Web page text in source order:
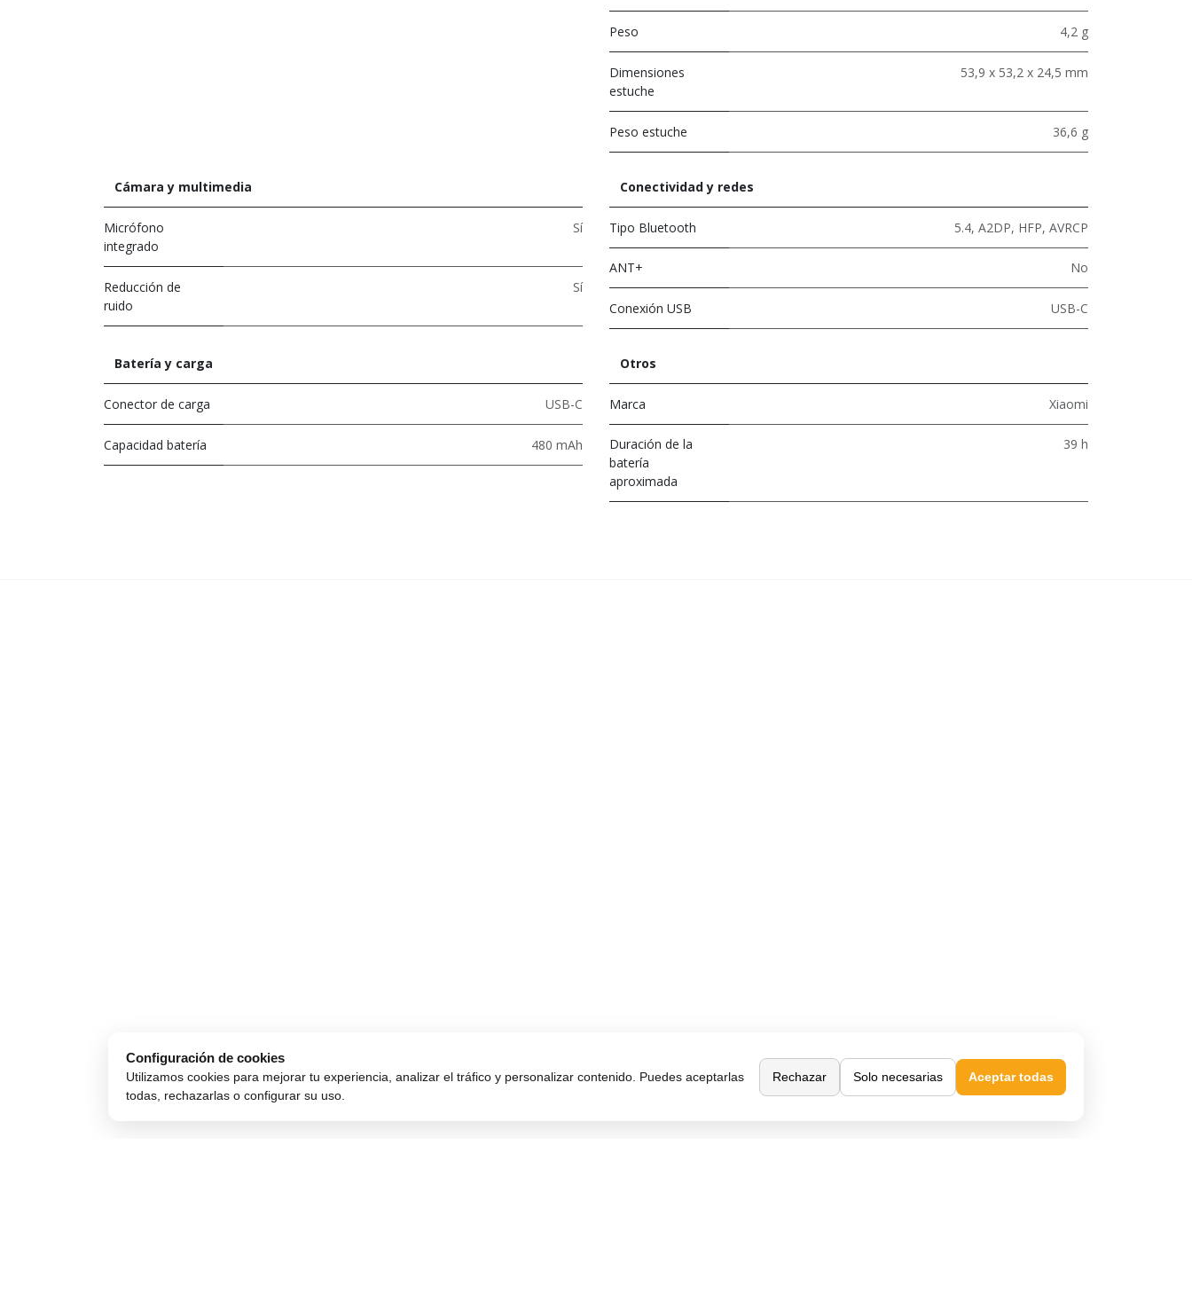
Peso 4,2 g
Dimensiones
estuche
53,9 x 53,2 x 24,5 mm
Peso estuche 36,6 g
Cámara y multimedia
Micrófono
integrado
Sí
Reducción de
ruido
Sí
Conectividad y redes
Tipo Bluetooth 5.4, A2DP, HFP, AVRCP
ANT+ No
Conexión USB USB-C
Batería y carga
Conector de carga USB-C
Capacidad batería 480 mAh
Otros
Marca Xiaomi
Duración de la
batería
aproximada
39 h
Configuración de cookies
Utilizamos cookies para mejorar tu experiencia, analizar el tráfico y personalizar contenido. Puedes aceptarlas
todas, rechazarlas o configurar su uso.
Rechazar Solo necesarias Aceptar todas